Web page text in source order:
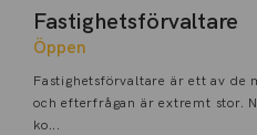
Fastighetsförvaltare
Öppen
Fastighetsförvaltare är ett av de
och efterfrågan är extremt stor.
ko...